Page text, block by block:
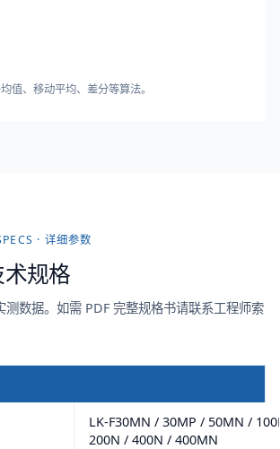
值、移动平均、差分等算法。
· 详细参数
规格
测数据。如需 PDF 完整规格书请联系工程师索
LK-F30MN / 30MP / 50MN /
200N / 400N / 400MN